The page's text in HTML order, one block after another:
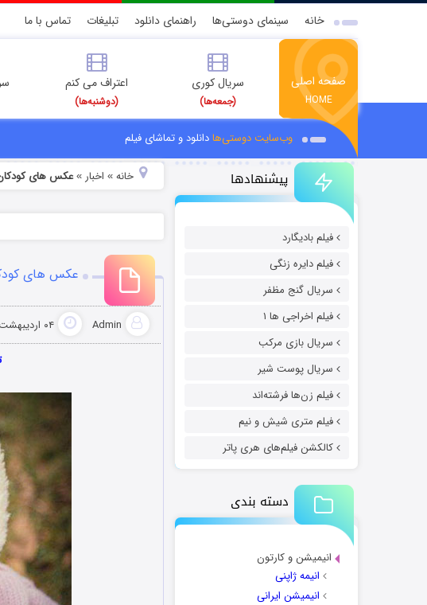
خانه سینمای دوستی‌ها راهنمای دانلود تبلیغات تماس با ما
صفحه اصلی
HOME
سریال کوری
(جمعه‌ها)
اعتراف می کنم
(دوشنبه‌ها)
وب‌سایت دوستی‌هادانلود و تماشای فیلم
پیشنهادها
فیلم بادیگارد
فیلم دایره زنگی
سریال گنج مظفر
فیلم اخراجی ها ۱
سریال بازی مرکب
سریال پوست شیر
فیلم زن‌ها فرشته‌اند
فیلم متری شیش و نیم
کالکشن فیلم‌های هری پاتر
دسته بندی
انیمیشن و کارتون
انیمه ژاپنی
انیمیشن ایرانی
خانه» اخبار »عکس های
عکس های
Admin ۰۴ اردیبهشت ۱۳۹۲